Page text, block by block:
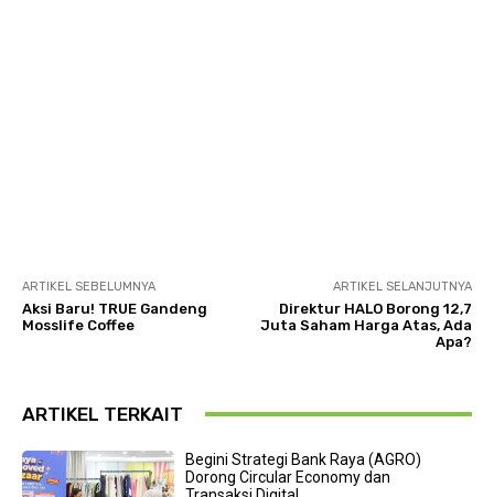
ARTIKEL SEBELUMNYA
Aksi Baru! TRUE Gandeng
Mosslife Coffee
ARTIKEL SELANJUTNYA
Direktur HALO Borong 12,7
Juta Saham Harga Atas, Ada
Apa?
ARTIKEL TERKAIT
Begini Strategi Bank Raya (AGRO)
Dorong Circular Economy dan